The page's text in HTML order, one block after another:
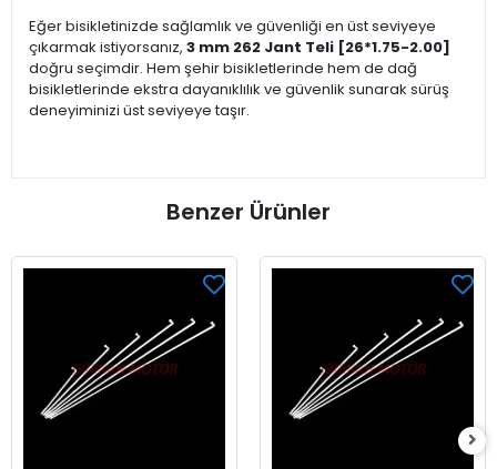
Eğer bisikletinizde sağlamlık ve güvenliği en üst seviyeye
çıkarmak istiyorsanız, 3 mm 262 Jant Teli [26*1.75-2.00]
doğru seçimdir. Hem şehir bisikletlerinde hem de dağ
bisikletlerinde ekstra dayanıklılık ve güvenlik sunarak sürüş
deneyiminizi üst seviyeye taşır.
Benzer Ürünler